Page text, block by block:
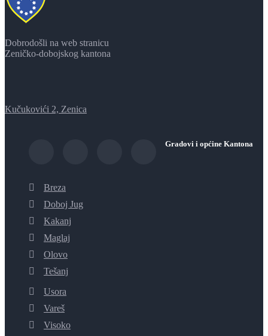
Dobrodošli na web stranicu
Zeničko-dobojskog kantona
Kučukovići 2, Zenica
Gradovi i općine Kantona
Breza
Doboj Jug
Kakanj
Maglaj
Olovo
Tešanj
Usora
Vareš
Visoko